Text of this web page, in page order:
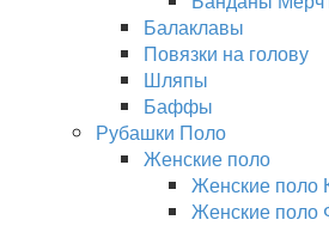
Балаклавы
Повязки на голову
Шляпы
Баффы
Рубашки Поло
Женские поло
Женские поло
Женские поло